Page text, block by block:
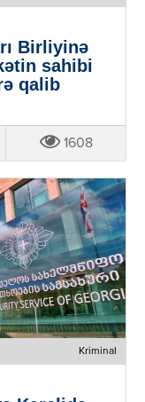
Birliyinə
sahibi
qalib
1608
Kriminal